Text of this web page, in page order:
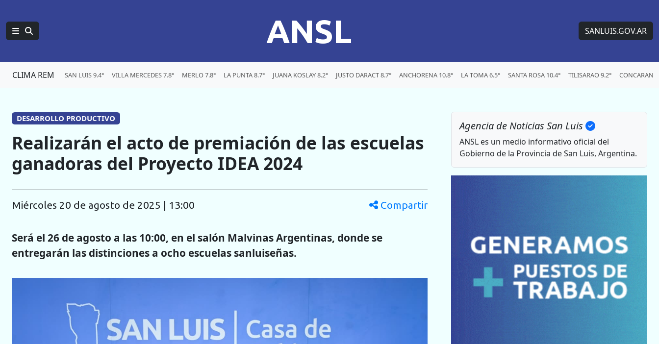
ANSL SANLUIS.GOV.AR
CLIMA REM SAN LUIS 9.4° VILLA MERCEDES 7.8° MERLO 7.8° LA PUNTA 8.7° JUANA KOSLAY 8.2° JUSTO DARACT 8.7° ANCHORENA 10.8° LA TOMA 6.5° SANTA ROSA 10.4° TILISARAO 9.2° CONCARAN
DESARROLLO PRODUCTIVO
Realizarán el acto de premiación de las escuelas
ganadoras del Proyecto IDEA 2024
miércoles 20 de agosto de 2025 | 13:00 Compartir
Será el 26 de agosto a las 10:00, en el salón Malvinas Argentinas, donde se
entregarán las distinciones a ocho escuelas sanluiseñas.
Agencia de Noticias San Luis
ANSL es un medio informativo oficial del
Gobierno de la Provincia de San Luis, Argentina.